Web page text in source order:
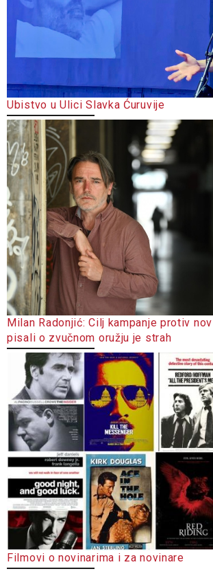
Ubistvo u Ulici Slavka Ćuruvije
Milan Radonjić: Cilj kampanje protiv
pisali o zvučnom oružju je strah
Filmovi o novinarima i za novinare